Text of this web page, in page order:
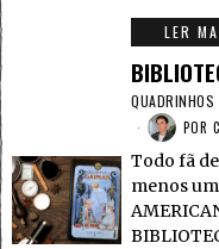
LER
QUADRINHOS
POR
Todo fã
menos